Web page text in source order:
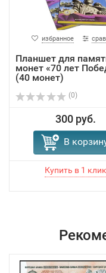
избранное
Планшет для
монет «70 лет
(40 монет)
(0)
300 руб.
В